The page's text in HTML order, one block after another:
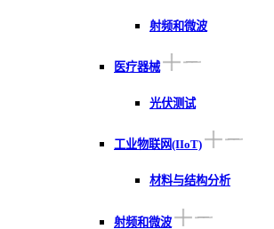
射频和微波
医疗器械
光伏测试
工业物联网(IIoT)
材料与结构分析
射频和微波